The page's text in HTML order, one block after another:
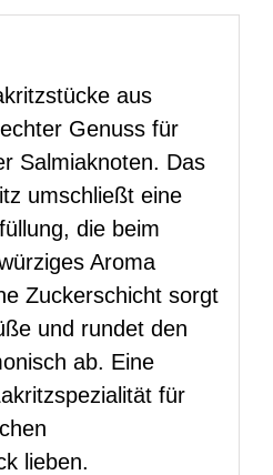
aus
Genuss für
Salmiaknoten. Das
umschließt eine
die beim
Aroma
Zuckerschicht sorgt
und rundet den
ab. Eine
für
lieben.